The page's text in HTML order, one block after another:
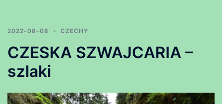
2022-08-08 CZECHY
CZESKA SZWAJCARIA –
szlaki